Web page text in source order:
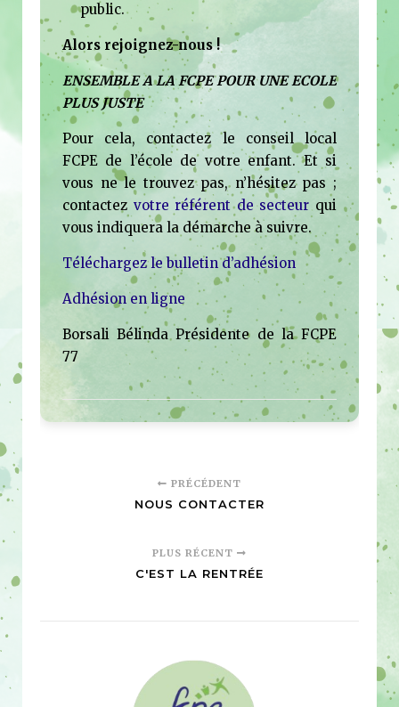
public.
Alors rejoignez-nous !
ENSEMBLE A LA FCPE POUR UNE ECOLE
PLUS JUSTE
Pour cela, contactez le conseil local
FCPE de l’école de votre enfant. Et si
vous ne le trouvez pas, n’hésitez pas ;
contactez votre référent de secteurqui
vous indiquera la démarche à suivre.
Téléchargez le bulletin d’adhésion
Adhésion en ligne
Borsali Bélinda Présidente de la FCPE
77
PRÉCÉDENT
NOUS CONTACTER
PLUS RÉCENT
C'EST LA RENTRÉE